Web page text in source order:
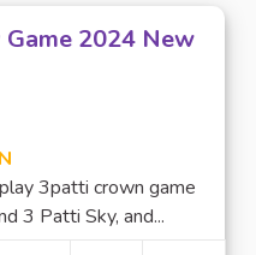
2024 New
3patti crown game
3 Patti Sky, and...